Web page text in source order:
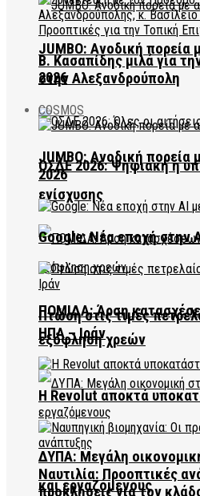
JUMBO: Ανοδική
2026
ΟΣΔΕ 2026: Ψηφιακή η
ενίσχυσης
ΠΟΜΙΔΑ: Άρση
εξόφληση χρεών
ΔΥΠΑ: Μεγάλη
και εργαζόμενους
Β. Κασαπίδης μιλά για
στην Αλεξανδρούπολη
COSMOS
JUMBO: Ανοδική
2026
Google: Νέα εποχή στην
Πτώση στις τιμές
ΗΠΑ – Ιράν
Η Revolut αποκτά
Ναυτιλία: Προοπτικές
προκλήσεις για τον